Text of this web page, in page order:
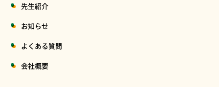
先生紹介
お知らせ
よくある質問
会社概要